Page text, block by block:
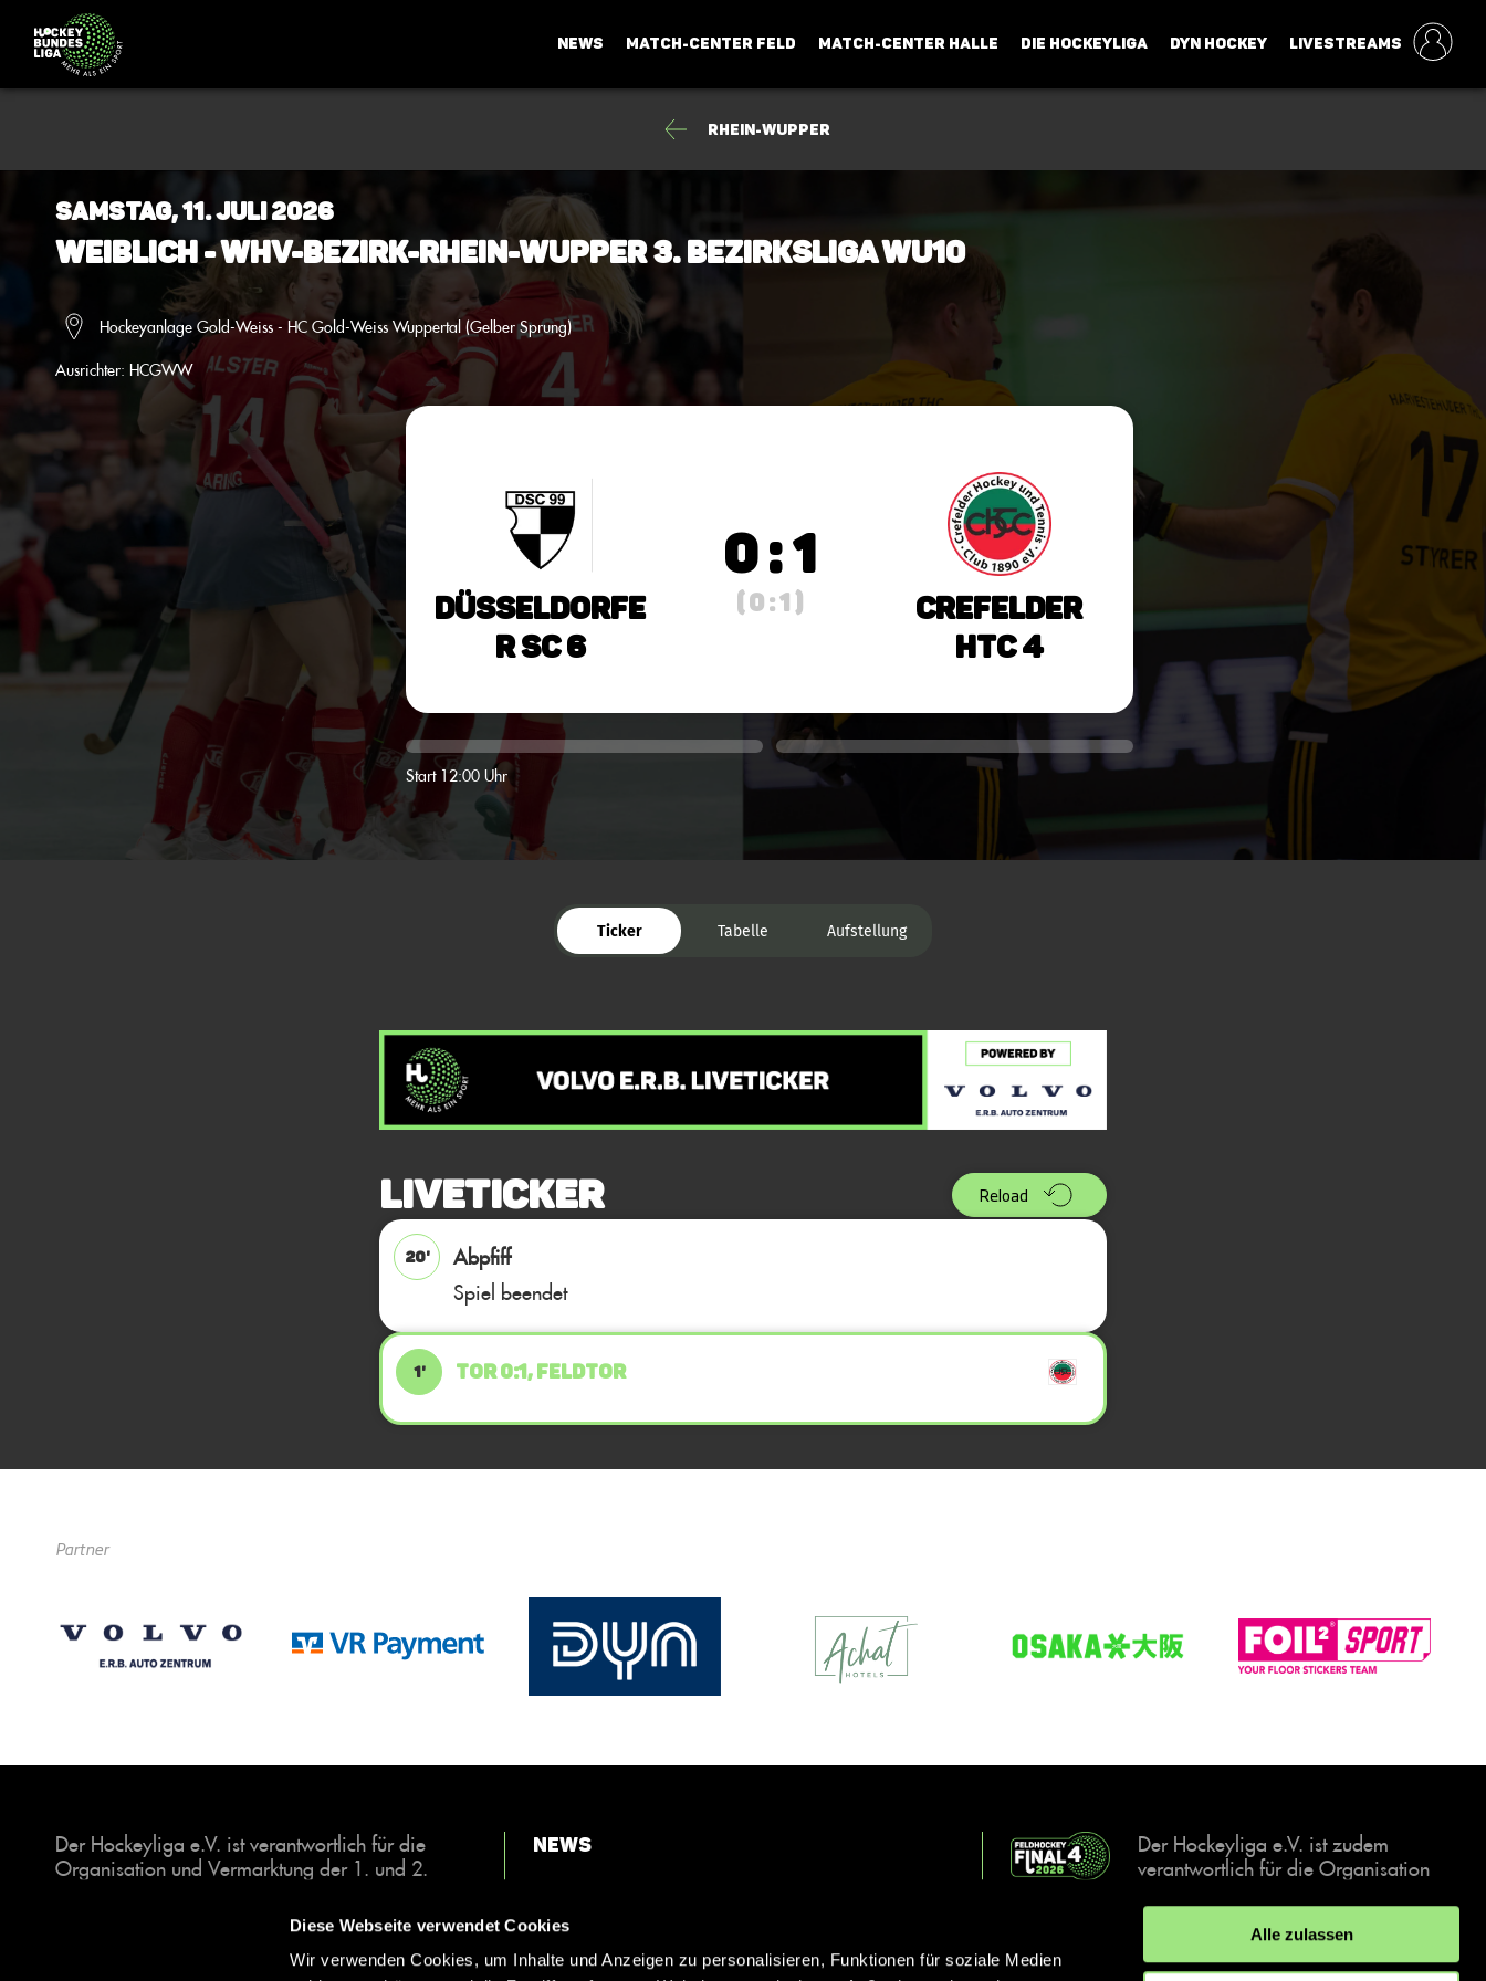
Diese Webseite verwendet Cookies
Wir verwenden Cookies, um Inhalte und Anzeigen zu personalisieren, Funktionen für soziale Medien
Alle zulassen
NEWS MATCH-CENTER FELD MATCH-CENTER HALLE DIE HOCKEYLIGA DYN HOCKEY LIVESTREAMS
Rhein-Wupper
Samstag, 11. Juli 2026
Weiblich - WHV-Bezirk-Rhein-Wupper 3. Bezirksliga wU10
Hockeyanlage Gold-Weiss - HC Gold-Weiss Wuppertal (Gelber Sprung)
Ausrichter: HCGWW
Düsseldorfe
r SC 6
0 : 1
( 0 : 1 )
Crefelder
HTC 4
Start 12:00 Uhr
Ticker Tabelle Aufstellung
Liveticker Reload
20'
Abpfiff
Spiel beendet
1' TOR 0:1, FELDTOR
Partner
Der Hockeyliga e.V. ist verantwortlich für die
Organisation und Vermarktung der 1. und 2.
Halle. Insgesamt sind über 60 Vereine unter dem
Dach der Hockeyliga organisiert, sowohl im
Herren als auch im Damen Bereich.
News
Kontakt
Der Hockeyliga e.V. ist zudem
verantwortlich für die Organisation
Events, der deutschen Hockey-
Meisterschaften.